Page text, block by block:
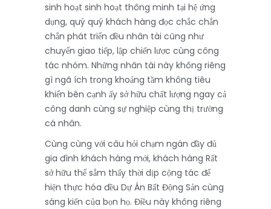
sinh hoạt sinh hoạt thông minh tại hệ ứng
dụng, quý quý khách hàng đọc chắc chắn
chắn phát triển đều nhân tài cũng như
chuyển giao tiếp, lập chiến lược cùng công
tác nhóm. Những nhân tài này không riêng
gì ngã ích trong khoảng tầm không tiêu
khiển bên cạnh ấy sở hữu chất lượng ngay cả
công danh cùng sự nghiệp cùng thị trường
cá nhân.
Cùng cùng với câu hỏi chạm ngán đầy đủ
gia đình khách hàng mới, khách hàng Rất
sở hữu thể sắm thấy thời dịp cộng tác để
hiện thực hóa đều Dự Án Bất Động Sản cùng
sáng kiến của bọn họ. Điều này không riêng